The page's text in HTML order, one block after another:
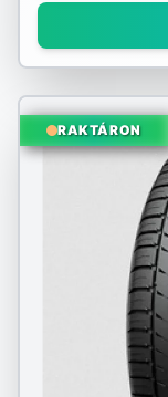
RAKTÁRON